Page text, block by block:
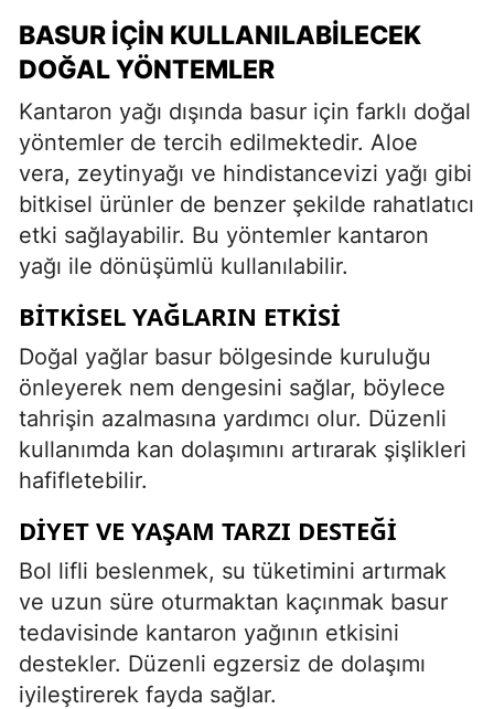
BASUR İÇIN KULLANILABILECEK
DOĞAL YÖNTEMLER
Kantaron yağı dışında basur için farklı doğal
yöntemler de tercih edilmektedir. Aloe
vera, zeytinyağı ve hindistancevizi yağı gibi
bitkisel ürünler de benzer şekilde rahatlatıcı
etki sağlayabilir. Bu yöntemler kantaron
yağı ile dönüşümlü kullanılabilir.
BITKISEL YAĞLARIN ETKISI
Doğal yağlar basur bölgesinde kuruluğu
önleyerek nem dengesini sağlar, böylece
tahrişin azalmasına yardımcı olur. Düzenli
kullanımda kan dolaşımını artırarak şişlikleri
hafifletebilir.
DIYET VE YAŞAM TARZI DESTEĞI
Bol lifli beslenmek, su tüketimini artırmak
ve uzun süre oturmaktan kaçınmak basur
tedavisinde kantaron yağının etkisini
destekler. Düzenli egzersiz de dolaşımı
iyileştirerek fayda sağlar.